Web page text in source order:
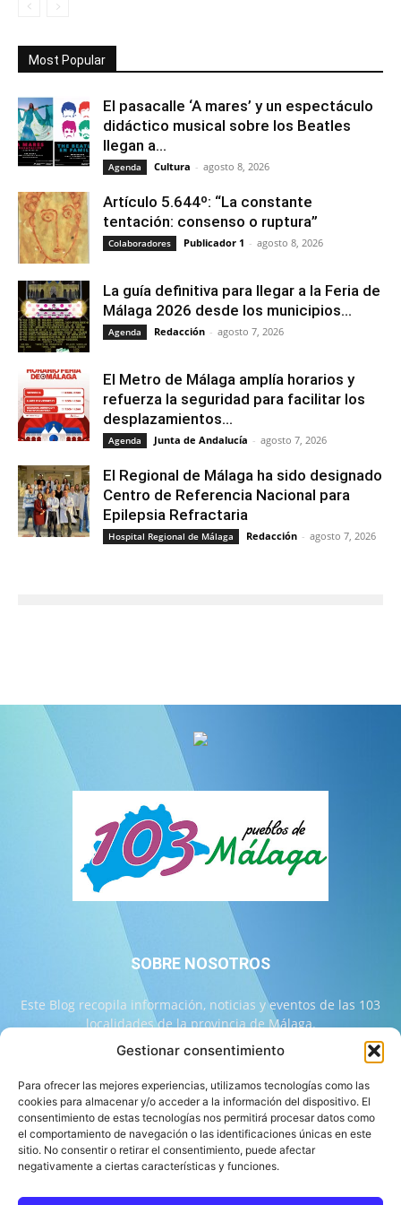
Gestionar consentimiento
Para ofrecer las mejores experiencias, utilizamos tecnologías como las
cookies para almacenar y/o acceder a la información del dispositivo. El
consentimiento de estas tecnologías nos permitirá procesar datos como
el comportamiento de navegación o las identificaciones únicas en este
sitio. No consentir o retirar el consentimiento, puede afectar
negativamente a ciertas características y funciones.
Most Popular
El pasacalle ‘A mares’ y un espectáculo
didáctico musical sobre los Beatles
llegan a...
Agenda Cultura - agosto 8, 2026
Artículo 5.644º: “La constante
tentación: consenso o ruptura”
Colaboradores Publicador 1 - agosto 8, 2026
La guía definitiva para llegar a la Feria de
Málaga 2026 desde los municipios...
Agenda Redacción - agosto 7, 2026
El Metro de Málaga amplía horarios y
refuerza la seguridad para facilitar los
desplazamientos...
Agenda Junta de Andalucía - agosto 7, 2026
El Regional de Málaga ha sido designado
Centro de Referencia Nacional para
Epilepsia Refractaria
Hospital Regional de Málaga Redacción - agosto 7, 2026
SOBRE NOSOTROS
Este Blog recopila información, noticias y eventos de las 103
localidades de la provincia de Málaga.
Contáctanos:info@103malaga.com
SÍGUENOS